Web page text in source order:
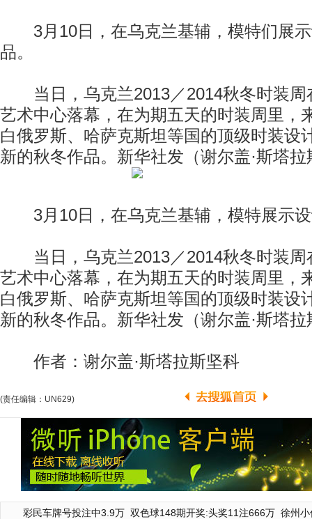
3月10日，在乌克兰基辅，模特们展示
品。
当日，乌克兰2013／2014秋冬时装周
艺术中心落幕，在为期五天的时装周里，
白俄罗斯、哈萨克斯坦等国的顶级时装设
新的秋冬作品。新华社发（谢尔盖·斯塔
3月10日，在乌克兰基辅，模特展示设
当日，乌克兰2013／2014秋冬时装周
艺术中心落幕，在为期五天的时装周里，
白俄罗斯、哈萨克斯坦等国的顶级时装设
新的秋冬作品。新华社发（谢尔盖·斯塔
作者：谢尔盖·斯塔拉斯坚科
(责任编辑：UN629)
彩民车牌号投注中3.9万 双色球148期开奖:头奖11注666万 徐州